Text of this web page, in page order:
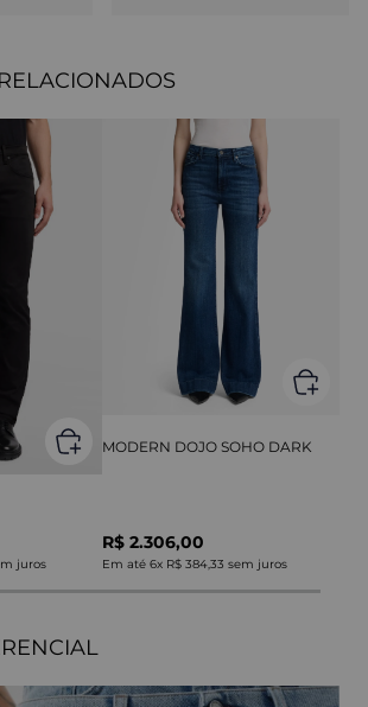
juros
MODERN DOJO SOHO DARK
R$ 2.306,00
Em até 6x R$ 384,33 sem juros